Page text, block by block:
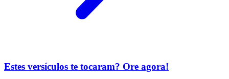
Estes versículos te tocaram? Ore agora!